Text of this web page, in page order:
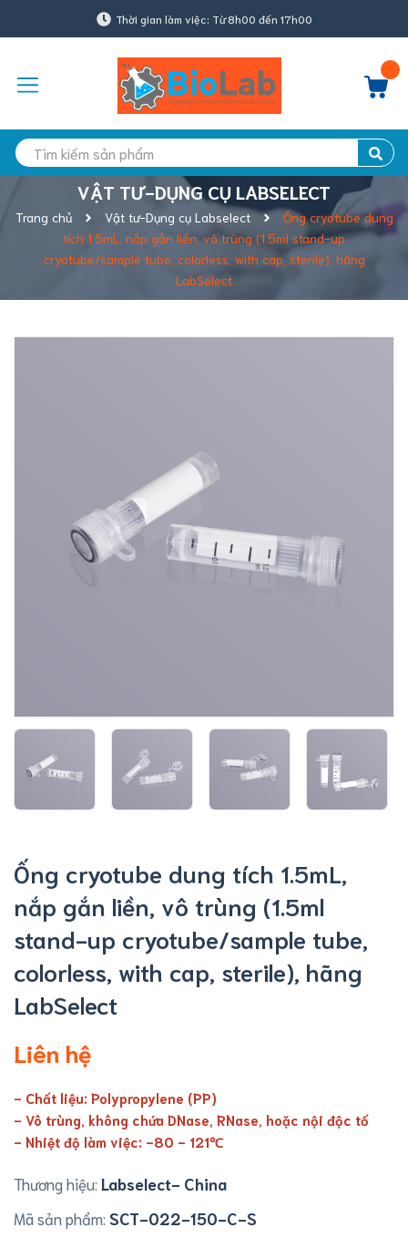
Thời gian làm việc: Từ 8h00 đến 17h00
VẬT TƯ-DỤNG CỤ LABSELECT
Trang chủ Vật tư-Dụng cụ Labselect
Ống cryotube dung
tích 1.5mL, nắp gắn liền, vô trùng (1.5ml stand-up
cryotube/sample tube, colorless, with cap, sterile), hãng
LabSelect
Ống cryotube dung tích 1.5mL,
nắp gắn liền, vô trùng (1.5ml
stand-up cryotube/sample tube,
colorless, with cap, sterile), hãng
LabSelect
Liên hệ
- Chất liệu: Polypropylene (PP)
- Vô trùng, không chứa DNase, RNase, hoặc nội độc tố
- Nhiệt độ làm việc: -80 - 121℃
Thương hiệu: Labselect- China
Mã sản phẩm: SCT-022-150-C-S